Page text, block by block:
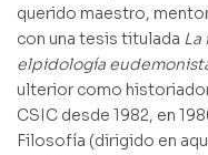
querido maestro,
con una tesis titulada La
elpidología
ulterior como
CSIC desde 1982, en
Filosofía (dirigido en